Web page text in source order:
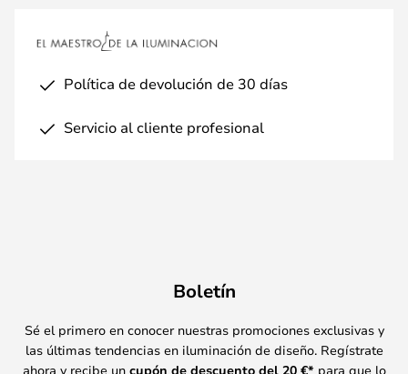
Política de devolución de 30 días
Servicio al cliente profesional
Boletín
Sé el primero en conocer nuestras promociones exclusivas y
las últimas tendencias en iluminación de diseño. Regístrate
ahora y recibe un cupón de descuento del 20 €* para que lo